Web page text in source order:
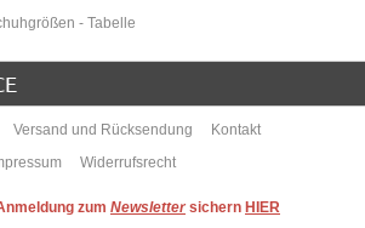
- Tabelle
Versand und Rücksendung
Kontakt
Widerrufsrecht
zum Newsletter sichern HIER